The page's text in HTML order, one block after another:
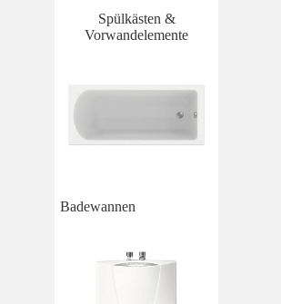
Spülkästen &
Vorwandelemente
Badewannen